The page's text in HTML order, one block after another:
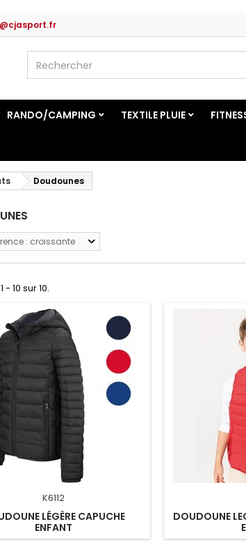
RANDO/CAMPING TEXTILE PLUIE
Doudounes
: croissante
- 10 sur 10.
K6112
LÉGÈRE CAPUCHE
ENFANT
DOUDOUNE